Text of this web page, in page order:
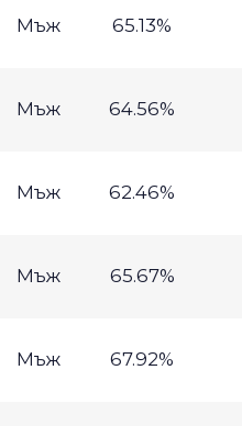
Мъж 65.13%
Мъж 64.56%
Мъж 62.46%
Мъж 65.67%
Мъж 67.92%